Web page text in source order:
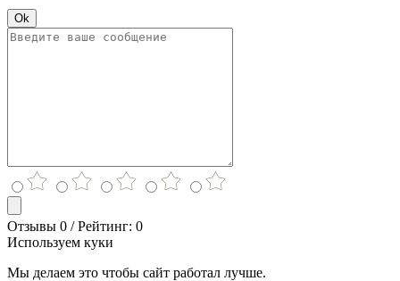
Ok
Отзывы 0 / Рейтинг: 0
Используем куки
Мы делаем это чтобы сайт работал лучше.